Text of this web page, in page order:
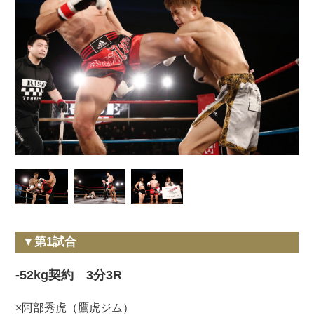
▼第1試合
-52kg契約 3分3R
×阿部秀虎（鷹虎ジム）